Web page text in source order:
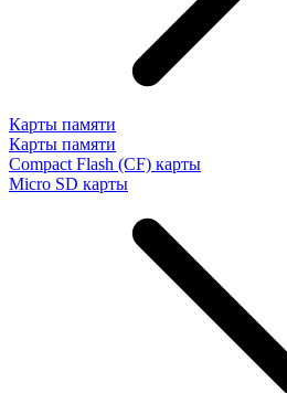
Карты памяти
Карты памяти
Compact Flash (CF) карты
Micro SD карты